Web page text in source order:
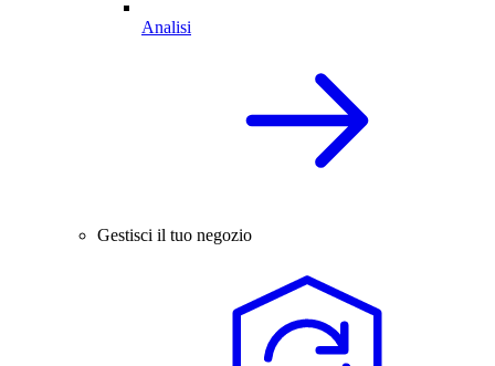
Analisi
Gestisci il tuo negozio